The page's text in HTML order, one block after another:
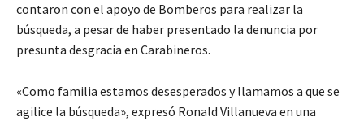
contaron con el apoyo de Bomberos para realizar la
búsqueda, a pesar de haber presentado la denuncia por
presunta desgracia en Carabineros.
«Como familia estamos desesperados y llamamos a que se
agilice la búsqueda», expresó Ronald Villanueva en una